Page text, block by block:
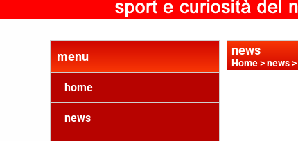
menu
home
news
news
Home>news>